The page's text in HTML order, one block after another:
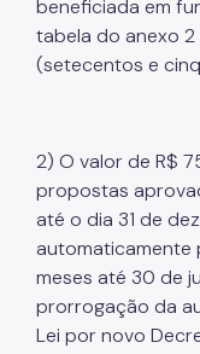
beneficiada em
tabela do anexo 2
(setecentos e
2) O valor de R$
propostas
até o dia 31 de
automaticamente
meses até 30 de
prorrogação da
Lei por novo